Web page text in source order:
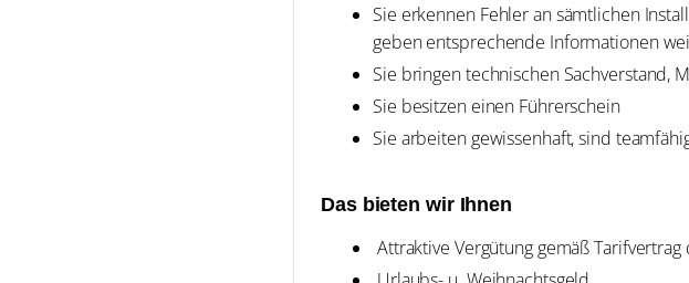
Sie erkennen Fehler an sämtlichen
geben entsprechende Informationen
Sie bringen technischen Sachverstand,
Sie besitzen einen Führerschein
Sie arbeiten gewissenhaft, sind
Das bieten wir Ihnen
Attraktive Vergütung gemäß